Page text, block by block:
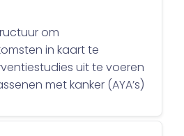
om
in kaart te
uit te voeren
met kanker (AYA’s)